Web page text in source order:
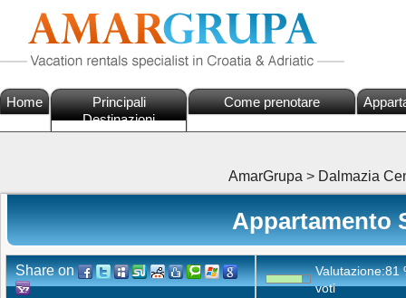
Home
Principali
Destinazioni
Come prenotare
AmarGrupa > Dalmazia
Appartamento
Share on Valutazione:81
voti